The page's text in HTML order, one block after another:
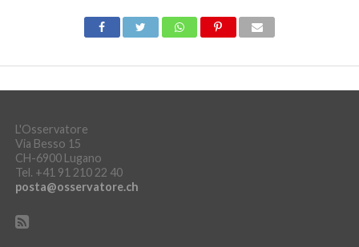
L'Osservatore
Via Besso 15
CH-6900 Lugano
Tel. +41 91 210 22 40
posta@osservatore.ch